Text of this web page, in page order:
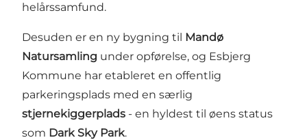
helårssamfund.
Desuden er en ny bygning til Mandø
Natursamling under opførelse, og Esbjerg
Kommune har etableret en offentlig
parkeringsplads med en særlig
stjernekiggerplads - en hyldest til øens status
som Dark Sky Park.